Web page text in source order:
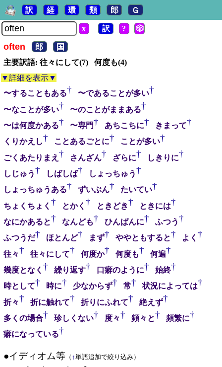
訳 経 環 類 郎 Ｇ
x 訳 ? 🎲
often 郎
国
主要訳語: 往々にして(7) 何度も(4)
▼詳細を表示▼
〜することもある† 〜であることが多い†
〜なことが多い† 〜のことがままある†
〜は何度かある† 〜専門† あちこちに† きまって†
くりかえし† ことあるごとに† ことが多い†
ごくあたりまえ † さんざん† ざらに† しきりに†
しじゅう† しばしば† しょっちゅう†
しょっちゅうある† ずいぶん† たいてい†
ちょくちょく † とかく † ときどき† ときには†
なにかあると† なんども† ひんぱんに† ふつう†
ふつうだ† ほとんど† まず† ややともすると† よく †
往々† 往々にして† 何度か† 何度も† 何遍†
幾度となく † 繰り返す† 口癖のように† 始終†
時として† 時に† 少なからず† 常† 状況によっては†
折々† 折に触れて† 折りにふれて† 絶えず†
多くの場合† 珍しくない† 度々† 頻々と† 頻繁に†
癖になっている†
●イディオム等（ ↑単語追加で絞り込み）